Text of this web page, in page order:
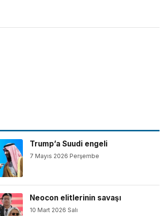
Trump’a Suudi engeli
7 Mayıs 2026 Perşembe
Neocon elitlerinin savaşı
10 Mart 2026 Salı